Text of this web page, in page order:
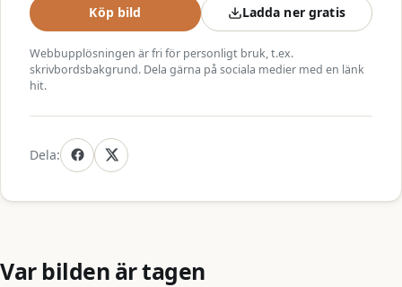
Köp bild Ladda ner gratis
Webbupplösningen är fri för personligt bruk, t.ex.
skrivbordsbakgrund. Dela gärna på sociala medier med en länk
hit.
Dela:
Var bilden är tagen